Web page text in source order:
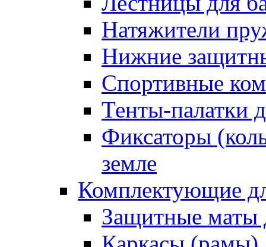
Натяжители
Нижние
Спортивные
Тенты-палатки
Фиксаторы
земле
Комплектующие
Защитные маты